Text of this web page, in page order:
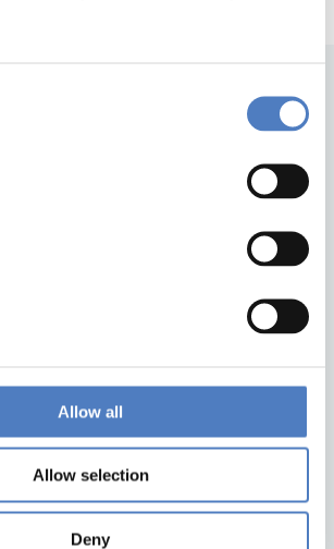
Allow all
Allow selection
Deny